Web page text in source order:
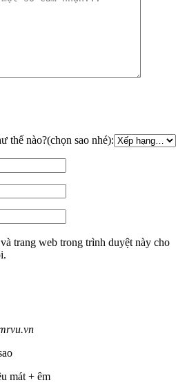
tới 215RPM khi vận hành quạt quay
mát. Động cơ DC tiết kiệm tới 70%
chỉ 40w
thế nào?(chọn sao nhé):
trang web trong trình duyệt này cho
mát + êm